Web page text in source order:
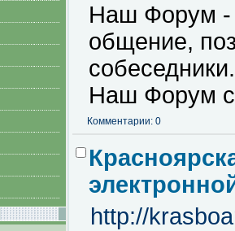
Наш Форум -
общение,
Наш Форум
Комментарии: 0
http://